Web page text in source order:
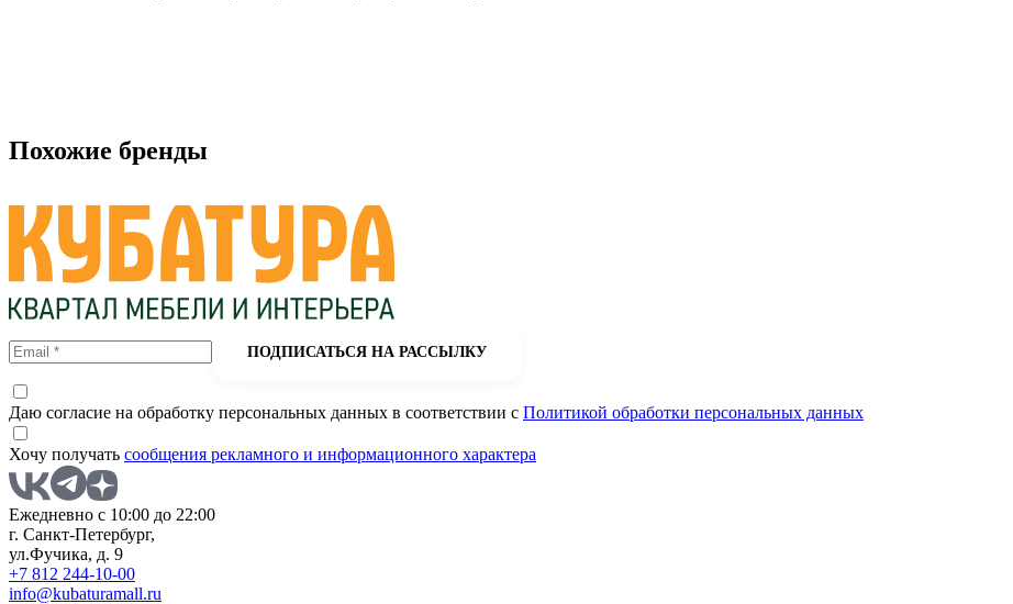
Похожие бренды
ПОДПИСАТЬСЯ НА РАССЫЛКУ
Даю согласие на обработку персональных данных в соответствии с Политикой обработки персональных данных
Хочу получать сообщения рекламного и информационного характера
Ежедневно с 10:00 до 22:00
г. Санкт-Петербург,
ул.Фучика, д. 9
+7 812 244-10-00
info@kubaturamall.ru